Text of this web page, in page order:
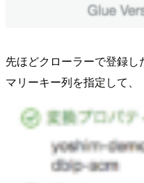
先ほどクローラーで登録
マリーキー列を指定して、